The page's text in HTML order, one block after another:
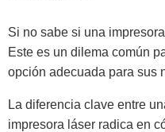
Si no sabe si una
Este es un dilema común
opción adecuada para sus
La diferencia clave entre
impresora láser radica en